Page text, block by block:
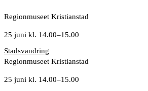
Regionmuseet Kristianstad
25 juni kl. 14.00–15.00
Stadsvandring
Regionmuseet Kristianstad
25 juni kl. 14.00–15.00